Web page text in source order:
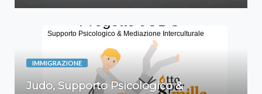
IMMIGRAZIONE
Judo, Supporto Psicologico &